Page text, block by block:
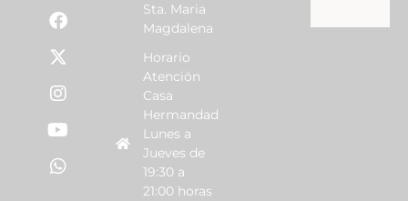
Sta. Maria
Magdalena
Horario
Atención
Casa
Hermandad
Lunes a
Jueves de
19:30 a
21:00 horas